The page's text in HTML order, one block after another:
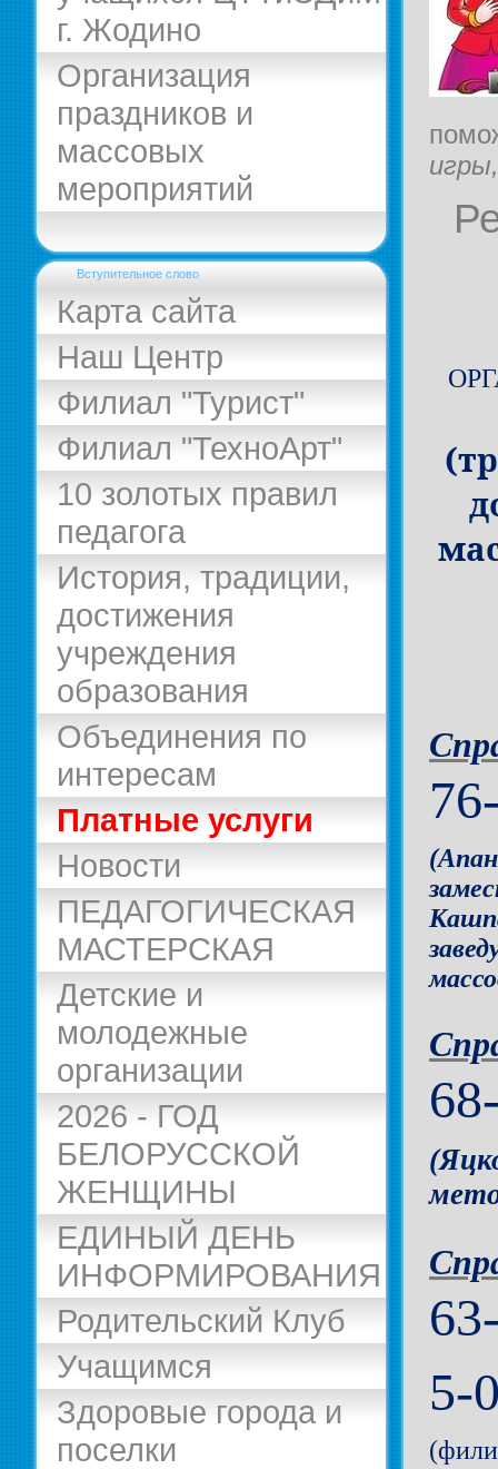
г. Жодино
Организация
праздников и
массовых
мероприятий
Вступительное слово
Карта сайта
Наш Центр
Филиал "Турист"
Филиал "ТехноАрт"
10 золотых правил
педагога
История, традиции,
достижения
учреждения
образования
Объединения по
интересам
Платные услуги
Новости
ПЕДАГОГИЧЕСКАЯ
МАСТЕРСКАЯ
Детские и
молодежные
организации
2026 - ГОД
БЕЛОРУССКОЙ
ЖЕНЩИНЫ
ЕДИНЫЙ ДЕНЬ
ИНФОРМИРОВАНИЯ
Родительский Клуб
Учащимся
Здоровые города и
поселки
(
5-